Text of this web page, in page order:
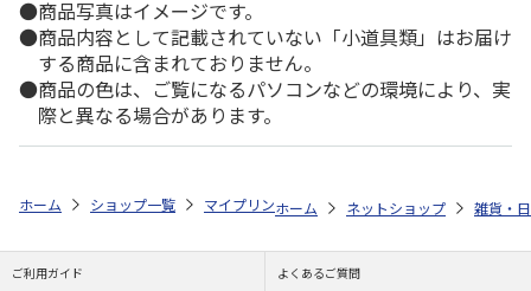
商品写真はイメージです。
商品内容として記載されていない「小道具類」はお届け
する商品に含まれておりません。
商品の色は、ご覧になるパソコンなどの環境により、実
際と異なる場合があります。
ホーム ショップ一覧 マイプリント シルエットミラー【アラスカ
ホーム ネットショップ 雑貨・
ご利用ガイド よくあるご質問